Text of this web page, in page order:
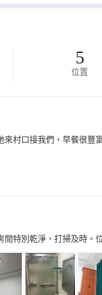
5
位置
村口接我們，早餐很豐
特別乾淨，打掃及時。